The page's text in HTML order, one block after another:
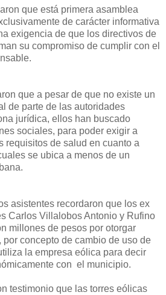
que está primera asamblea
de carácter informativa
exigencia de que los directivos de
su compromiso de cumplir con el
que a pesar de que no existe un
de parte de las autoridades
jurídica, ellos han buscado
sociales, para poder exigir a
requisitos de salud en cuanto a
se ubica a menos de un
asistentes recordaron que los ex
Carlos Villalobos Antonio y Rufino
millones de pesos por otorgar
por concepto de cambio de uso de
la empresa eólica para decir
con el municipio.
testimonio que las torres eólicas